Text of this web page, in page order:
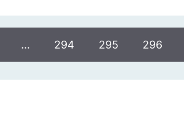
… 294 295 296